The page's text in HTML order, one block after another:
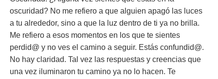
oscuridad? No me refiero a que alguien apagó las luces
a tu alrededor, sino a que la luz dentro de ti ya no brilla.
Me refiero a esos momentos en los que te sientes
perdid@ y no ves el camino a seguir. Estás confundid@.
No hay claridad. Tal vez las respuestas y creencias que
una vez iluminaron tu camino ya no lo hacen. Te